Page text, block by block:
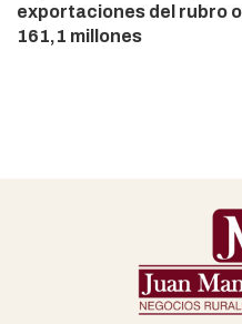
exportaciones del rubro
161,1 millones